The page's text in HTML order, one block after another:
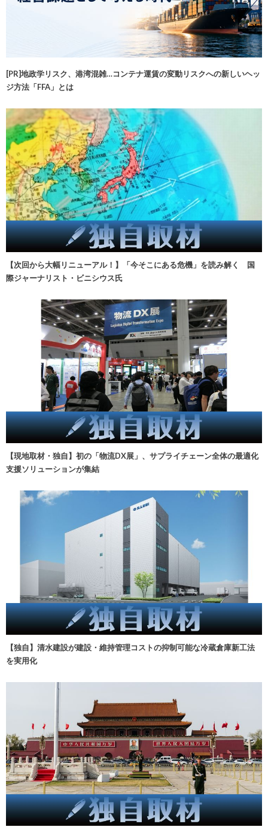
[PR]地政学リスク、港湾混雑…コンテナ運賃の変動リスクへの新しいヘッ
ジ方法「FFA」とは
【次回から大幅リニューアル！】「今そこにある危機」を読み解く 国
際ジャーナリスト・ビニシウス氏
【現地取材・独自】初の「物流DX展」、サプライチェーン全体の最適化
支援ソリューションが集結
【独自】清水建設が建設・維持管理コストの抑制可能な冷蔵倉庫新工法
を実用化